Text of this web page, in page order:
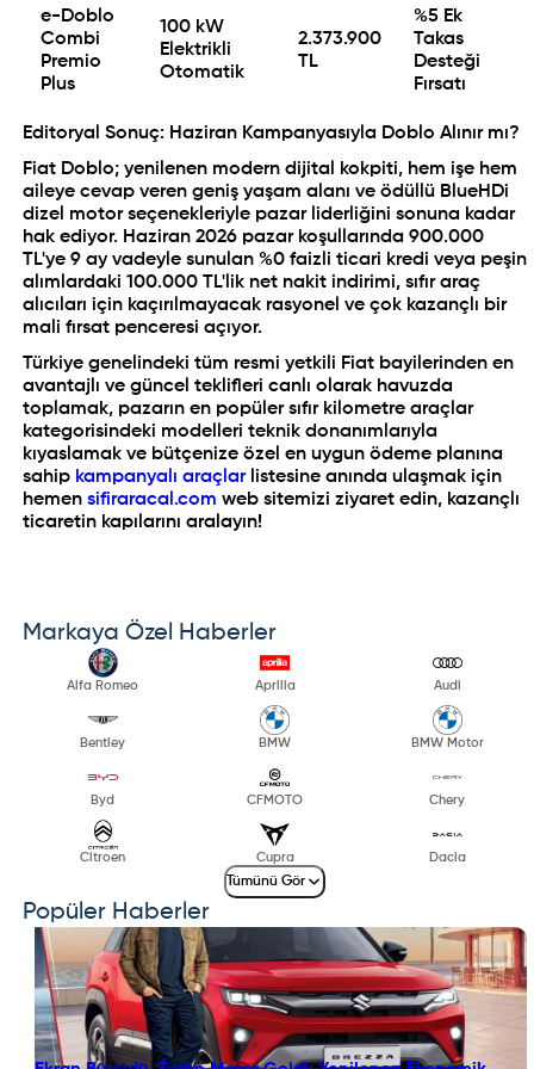
e-Doblo
Combi
Premio
Plus
100 kW
Elektrikli
Otomatik
2.373.900
TL
%5 Ek
Takas
Desteği
Fırsatı
Editoryal Sonuç: Haziran Kampanyasıyla Doblo Alınır mı?
Fiat Doblo; yenilenen modern dijital kokpiti, hem işe hem
aileye cevap veren geniş yaşam alanı ve ödüllü BlueHDi
dizel motor seçenekleriyle pazar liderliğini sonuna kadar
hak ediyor. Haziran 2026 pazar koşullarında 900.000
TL'ye 9 ay vadeyle sunulan %0 faizli ticari kredi veya peşin
alımlardaki 100.000 TL'lik net nakit indirimi, sıfır araç
alıcıları için kaçırılmayacak rasyonel ve çok kazançlı bir
mali fırsat penceresi açıyor.
Türkiye genelindeki tüm resmi yetkili Fiat bayilerinden en
avantajlı ve güncel teklifleri canlı olarak havuzda
toplamak, pazarın en popüler sıfır kilometre araçlar
kategorisindeki modelleri teknik donanımlarıyla
kıyaslamak ve bütçenize özel en uygun ödeme planına
sahip kampanyalı araçlarlistesine anında ulaşmak için
hemensifiraracal.com web sitemizi ziyaret edin, kazançlı
ticaretin kapılarını aralayın!
Markaya Özel Haberler
Alfa Romeo Aprilia Audi
Bentley BMW BMW Motor
Byd CFMOTO Chery
Citroen Cupra Dacia
Tümünü Gör
Popüler Haberler